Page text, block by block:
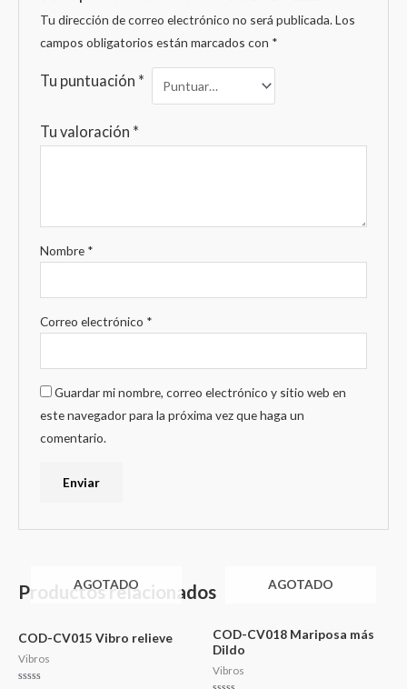
Tu dirección de correo electrónico no será publicada. Los
campos obligatorios están marcados con *
Tu puntuación *
Tu valoración *
Nombre *
Correo electrónico *
Guardar mi nombre, correo electrónico y sitio web en
este navegador para la próxima vez que haga un
comentario.
Productos relacionados
AGOTADO
COD-CV015 Vibro relieve
Vibros
AGOTADO
COD-CV018 Mariposa más
Dildo
Vibros